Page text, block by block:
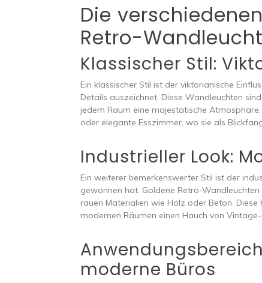
Die
Retro-
Klassischer Stil:
Ein klassischer Stil ist der viktorianische
Details auszeichnet. Diese Wandleuchten
jedem Raum eine majestätische
oder elegante Esszimmer, wo sie als
Industrieller Look:
Ein weiterer bemerkenswerter Stil ist der
gewonnen hat. Goldene Retro-
rauen Materialien wie Holz oder Beton.
modernen Räumen einen Hauch von
moderne Büros